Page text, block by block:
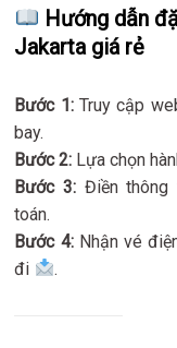
Hướng dẫn
Jakarta giá rẻ
Bước 1:Truy cập
bay.
Bước 2: Lựa chọn
Bước 3: Điền thông
toán.
Bước 4:Nhận vé
đi
.